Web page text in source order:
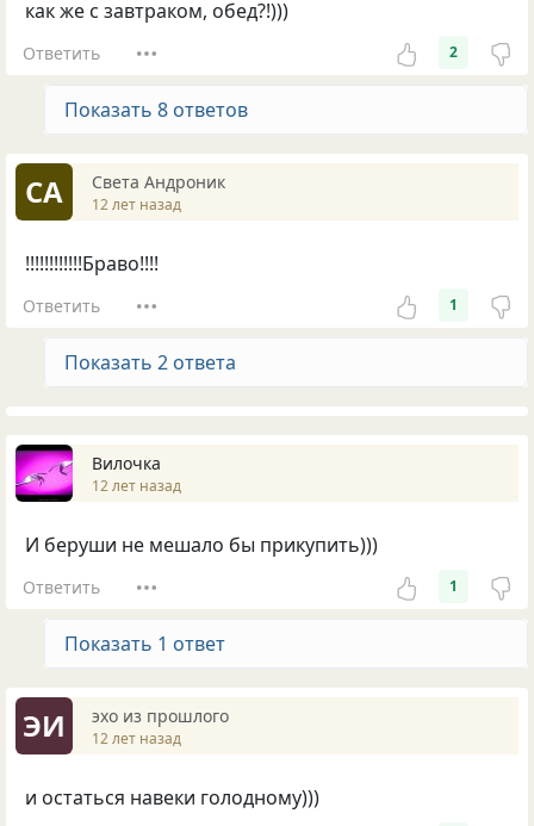
как же с завтраком, обед?!)))
Ответить 2
Показать 8 ответов
СА Света Андроник
12 лет назад
!!!!!!!!!!!!Браво!!!!
Ответить 1
Показать 2 ответа
Вилочка
12 лет назад
И беруши не мешало бы прикупить)))
Ответить 1
Показать 1 ответ
ЭИ эхо из прошлого
12 лет назад
и остаться навеки голодному)))